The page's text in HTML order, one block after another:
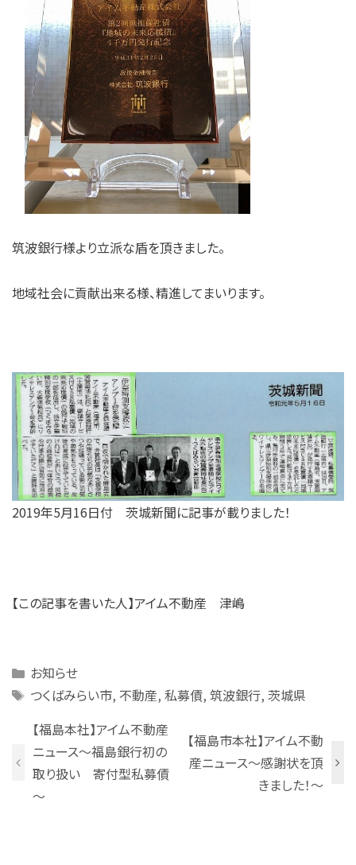
筑波銀行様より立派な盾を頂きました。
地域社会に貢献出来る様、精進してまいります。
​​2019年5月16日付 茨城新聞に記事が載りました！
【この記事を書いた人】アイム不動産 津嶋
Categories
お知らせ
Tags
つくばみらい市, 不動産, 私募債, 筑波銀行, 茨城県
【福島本社】アイム不動産
ニュース～福島銀行初の
取り扱い 寄付型私募債
～
【福島市本社】アイム不動
産ニュース～感謝状を頂
きました！～